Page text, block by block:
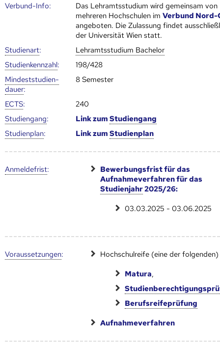
Verbund-Info:
Das Lehramtsstudium wird gemeinsam von
mehreren Hoch­schulen imVerbund Nord-
angeboten. Die Zulassung findet
der Universität Wien statt.
Studienart:
Lehramtsstudium Bachelor
Studien­kenn­zahl:
198/428
Mindest­studien­
dauer:
8 Semester
ECTS:
240
Studien­gang: Link zumStudien­gang
Studien­plan: Link zumStudien­plan
Anmelde­frist:
Bewerbungsfrist für das
Aufnahmeverfahren für das
Studienjahr2025/26:
03.03.2025 - 03.06.2025
Voraus­setzungen: Hochschulreife (eine der folgenden)
Matura,
Berufsreifeprüfung
Aufnahmeverfahren